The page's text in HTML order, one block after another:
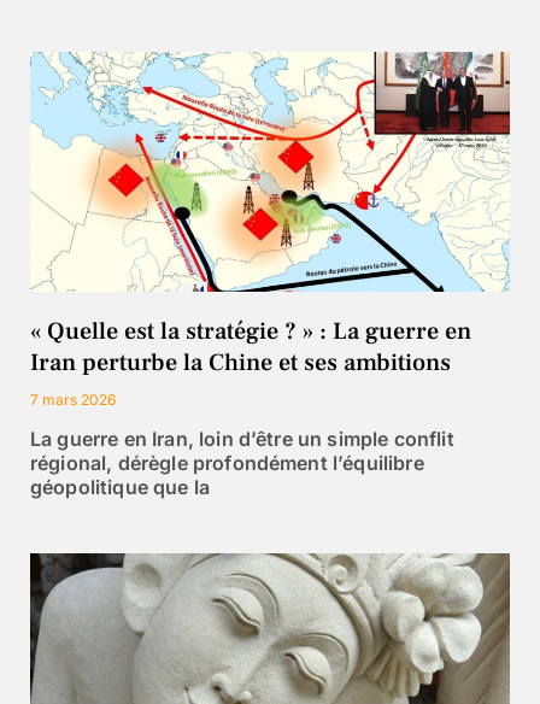
« Quelle est la stratégie ? » : La guerre en
Iran perturbe la Chine et ses ambitions
7 mars 2026
La guerre en Iran, loin d’être un simple conflit
régional, dérègle profondément l’équilibre
géopolitique que la